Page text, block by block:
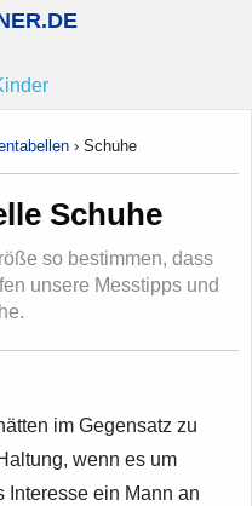
› Schuhe
Schuhe
so bestimmen, dass
unsere Messtipps und
im Gegensatz zu
wenn es um
Interesse ein Mann an